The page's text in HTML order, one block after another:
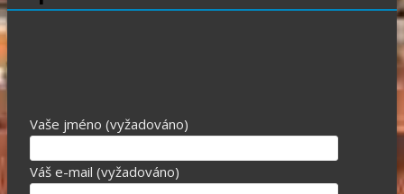
Vaše jméno (vyžadováno)
Váš e-mail (vyžadováno)